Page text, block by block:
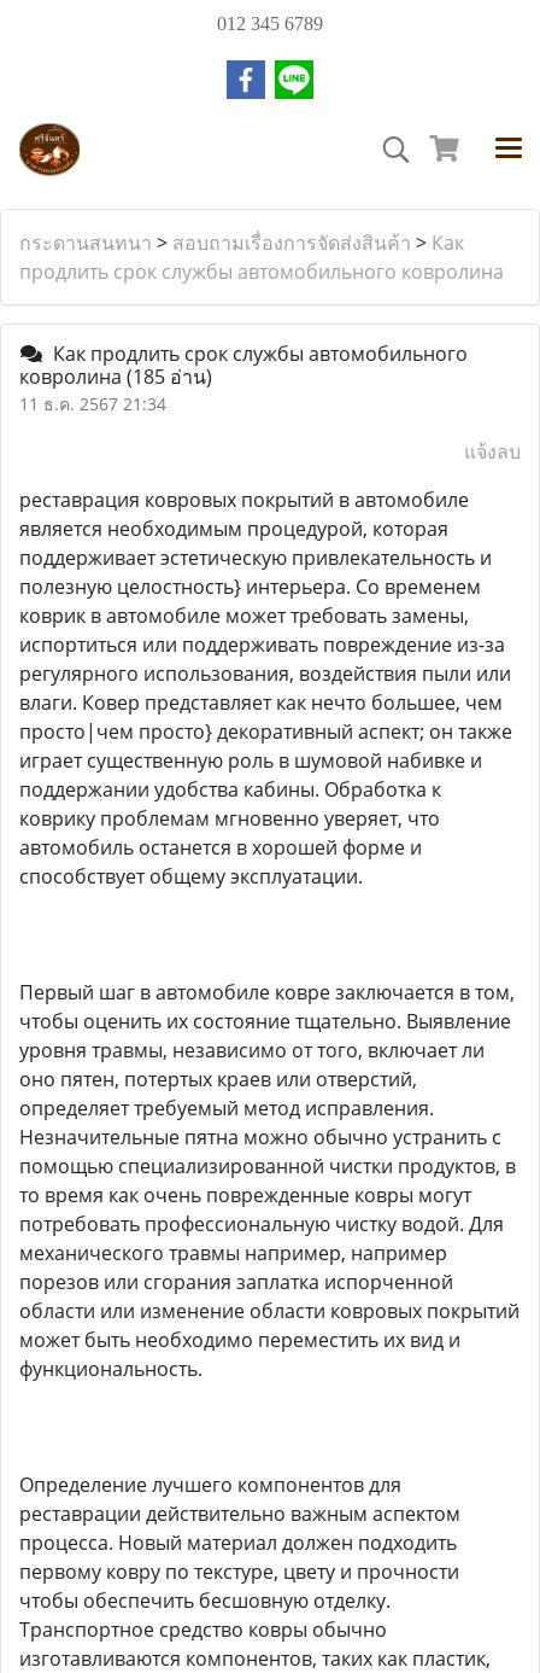
012 345 6789
กระดานสนทนา > สอบถามเรื่องการจัดส่งสินค้า > Как
продлить срок службы автомобильного ковролина
Как продлить срок службы автомобильного
ковролина (185 อ่าน)
11 ธ.ค. 2567 21:34
แจ้งลบ
реставрация ковровых покрытий в автомобиле
является необходимым процедурой, которая
поддерживает эстетическую привлекательность и
полезную целостность} интерьера. Со временем
коврик в автомобиле может требовать замены,
испортиться или поддерживать повреждение из-за
регулярного использования, воздействия пыли или
влаги. Ковер представляет как нечто большее, чем
просто|чем просто} декоративный аспект; он также
играет существенную роль в шумовой набивке и
поддержании удобства кабины. Обработка к
коврику проблемам мгновенно уверяет, что
автомобиль останется в хорошей форме и
способствует общему эксплуатации.
Первый шаг в автомобиле ковре заключается в том,
чтобы оценить их состояние тщательно. Выявление
уровня травмы, независимо от того, включает ли
оно пятен, потертых краев или отверстий,
определяет требуемый метод исправления.
Незначительные пятна можно обычно устранить с
помощью специализированной чистки продуктов, в
то время как очень поврежденные ковры могут
потребовать профессиональную чистку водой. Для
механического травмы например, например
порезов или сгорания заплатка испорченной
области или изменение области ковровых покрытий
может быть необходимо переместить их вид и
функциональность.
Определение лучшего компонентов для
реставрации действительно важным аспектом
процесса. Новый материал должен подходить
первому ковру по текстуре, цвету и прочности
чтобы обеспечить бесшовную отделку.
Транспортное средство ковры обычно
изготавливаются компонентов, таких как пластик,